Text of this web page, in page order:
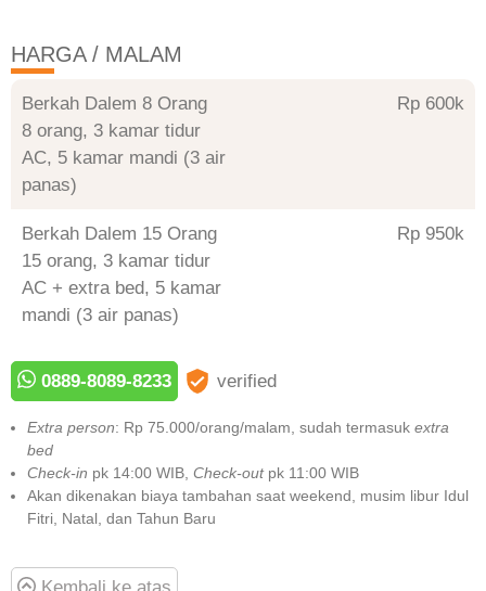
HARGA / MALAM
Berkah Dalem 8 Orang
8 orang, 3 kamar tidur
AC, 5 kamar mandi (3 air
panas)
Rp 600
Berkah Dalem 15 Orang
15 orang, 3 kamar tidur
AC + extra bed, 5 kamar
mandi (3 air panas)
Rp 950
0889-8089-8233 verified
Extra person: Rp 75.000/orang/malam, sudah termasuk extra
bed
Check-in pk 14:00 WIB, Check-outpk 11:00 WIB
Akan dikenakan biaya tambahan saat weekend, musim libur Idul
Fitri, Natal, dan Tahun Baru